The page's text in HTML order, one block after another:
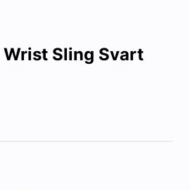
Sling Svart